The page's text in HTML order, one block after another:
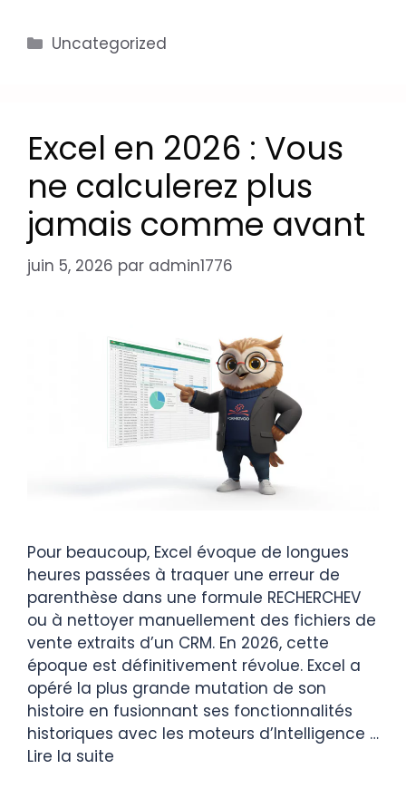
Uncategorized
Excel en 2026 : Vous
ne calculerez plus
jamais comme avant
juin 5, 2026 par admin1776
Pour beaucoup, Excel évoque de longues
heures passées à traquer une erreur de
parenthèse dans une formule RECHERCHEV
ou à nettoyer manuellement des fichiers de
vente extraits d’un CRM. En 2026, cette
époque est définitivement révolue. Excel a
opéré la plus grande mutation de son
histoire en fusionnant ses fonctionnalités
historiques avec les moteurs d’Intelligence …
Lire la suite